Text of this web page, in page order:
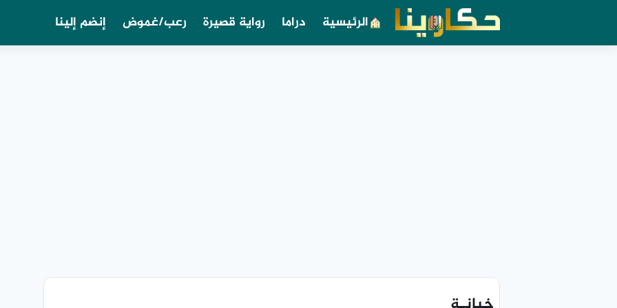
الرئيسية دراما رواية قصيرة رعب/غموض إنضم إلينا